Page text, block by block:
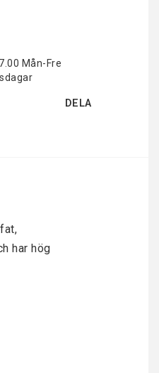
Mån-Fre
DELA
har hög